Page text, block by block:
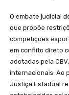
O embate judicial
que propõe
competições
em conflito direto
adotadas pela
internacionais. Ao
Justiça Estadual